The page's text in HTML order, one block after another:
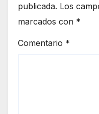
publicada. Los
marcados con *
Comentario *